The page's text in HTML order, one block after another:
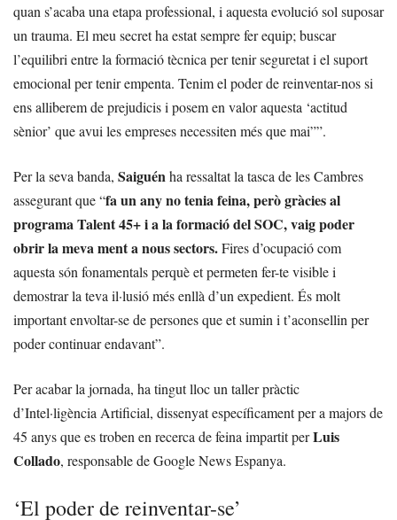
quan s’acaba una etapa professional, i aquesta evolució sol suposar
un trauma. El meu secret ha estat sempre fer equip; buscar
l’equilibri entre la formació tècnica per tenir seguretat i el suport
emocional per tenir empenta. Tenim el poder de reinventar-nos si
ens alliberem de prejudicis i posem en valor aquesta ‘actitud
sènior’ que avui les empreses necessiten més que mai””.
Per la seva banda, Saiguénha ressaltat la tasca de les Cambres
assegurant que “fa un any no tenia feina, però gràcies al
programa Talent 45+ i a la formació del SOC, vaig poder
obrir la meva ment a nous sectors.Fires d’ocupació com
aquesta són fonamentals perquè et permeten fer-te visible i
demostrar la teva il·lusió més enllà d’un expedient. És molt
important envoltar-se de persones que et sumin i t’aconsellin per
poder continuar endavant”.
Per acabar la jornada, ha tingut lloc un taller pràctic
d’Intel·ligència Artificial, dissenyat específicament per a majors de
45 anys que es troben en recerca de feina impartit perLuis
Collado, responsable de Google News Espanya.
‘El poder de reinventar-se’